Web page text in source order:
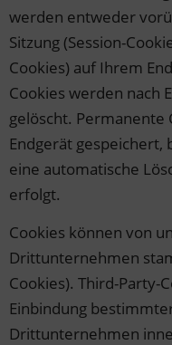
werden entweder
Sitzung (Session-
Cookies) auf Ihrem
Cookies werden nach
gelöscht. Permanente
Endgerät gespeichert,
eine automatische
erfolgt.
Cookies können von
Drittunternehmen
Cookies). Third-Party-
Einbindung
Drittunternehmen